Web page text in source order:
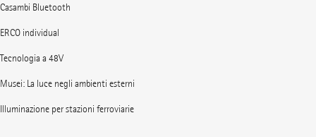
Casambi Bluetooth
ERCO individual
Tecnologia a 48V
Musei: La luce negli ambienti esterni
Illuminazione per stazioni ferroviarie